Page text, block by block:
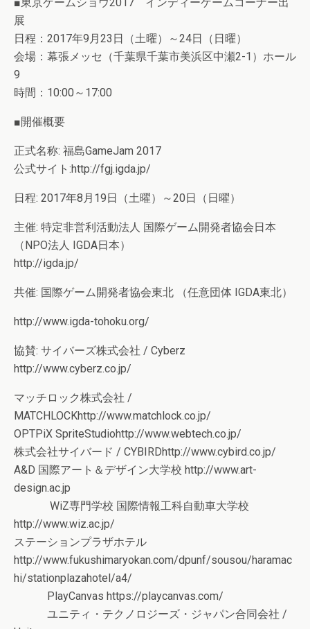
展
日程：2017年9月23日（土曜）～24日（日曜）
会場：幕張メッセ（千葉県千葉市美浜区中瀬2-1）ホール
9
時間：10:00～17:00
■開催概要
正式名称: 福島GameJam 2017
公式サイト:http://fgj.igda.jp/
日程: 2017年8月19日（土曜）～20日（日曜）
主催: 特定非営利活動法人 国際ゲーム開発者協会日本
（NPO法人 IGDA日本）
http://igda.jp/
共催: 国際ゲーム開発者協会東北 （任意団体 IGDA東北）
http://www.igda-tohoku.org/
協賛: サイバーズ株式会社 / Cyberz
http://www.cyberz.co.jp/
マッチロック株式会社 /
MATCHLOCKhttp://www.matchlock.co.jp/
OPTPiX SpriteStudiohttp://www.webtech.co.jp/
株式会社サイバード / CYBIRDhttp://www.cybird.co.jp/
A&D 国際アート＆デザイン大学校 http://www.art-
design.ac.jp
WiZ専門学校 国際情報工科自動車大学校
http://www.wiz.ac.jp/
ステーションプラザホテル
http://www.fukushimaryokan.com/dpunf/sousou/haramac
hi/stationplazahotel/a4/
PlayCanvas https://playcanvas.com/
ユニティ・テクノロジーズ・ジャパン合同会社 /